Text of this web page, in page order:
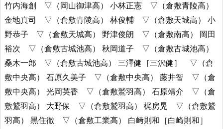
竹内海創 ▽（岡山御津高） 小林正憲 ▽（倉敷青陵高）
金地真司 ▽（倉敷青陵高） 林俊輔 ▽（倉敷天城高） 小
野恭子 ▽（倉敷天城高） 野津俊朗 ▽（倉敷南高） 岡田
裕次 ▽（倉敷古城池高） 秋岡道子 ▽（倉敷古城池高）
桑木一郎 ▽（倉敷古城池高） 三澤健［三沢健］ ▽（倉
敷中央高） 石原久美子 ▽（倉敷中央高） 藤井智 ▽（倉
敷中央高） 光岡英香 ▽（倉敷鷲羽高） 石原靖介 ▽（倉
敷鷲羽高） 大野保 ▽（倉敷鷲羽高） 梶房晃 ▽（倉敷鷲
羽高） 黒住徹 ▽（倉敷工業高） 白﨑則和［白崎則和］